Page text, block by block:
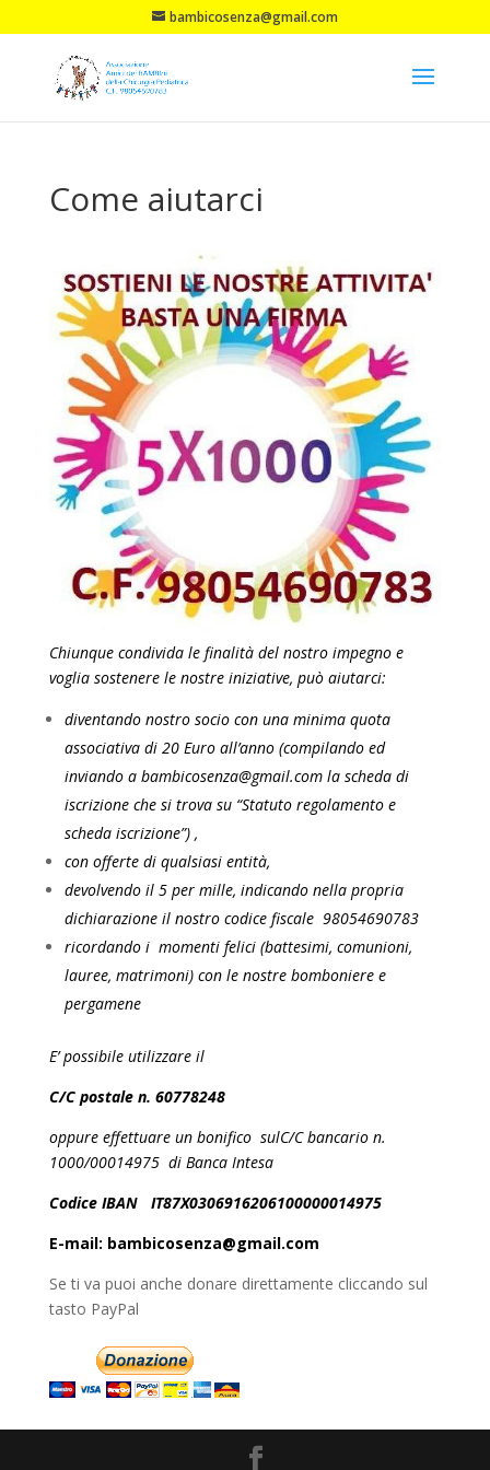
bambicosenza@gmail.com
Come aiutarci
Chiunque condivida le finalità del nostro impegno e
voglia sostenere le nostre iniziative, può aiutarci:
diventando nostro socio con una minima quota
associativa di 20 Euro all’anno (compilando ed
inviando a bambicosenza@gmail.com la scheda di
iscrizione che si trova su “Statuto regolamento e
scheda iscrizione”) ,
con offerte di qualsiasi entità,
devolvendo il 5 per mille, indicando nella propria
dichiarazione il nostro codice fiscale 98054690783
ricordando i momenti felici (battesimi, comunioni,
lauree, matrimoni) con le nostre bomboniere e
pergamene
E’ possibile utilizzare il
C/C postale n. 60778248
oppure effettuare un bonifico sulC/C bancario n.
1000/00014975 di Banca Intesa
Codice IBAN
IT87X0306916206100000014975
E-mail: bambicosenza@gmail.com
Se ti va puoi anche donare direttamente cliccando sul
tasto PayPal